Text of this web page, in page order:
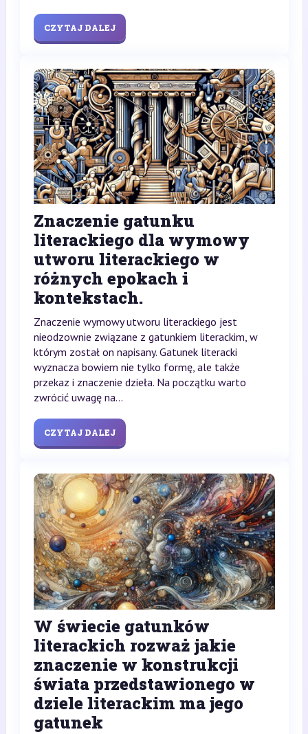
CZYTAJ DALEJ
Znaczenie gatunku
literackiego dla wymowy
utworu literackiego w
różnych epokach i
kontekstach.
Znaczenie wymowy utworu literackiego jest
nieodzownie związane z gatunkiem literackim, w
którym został on napisany. Gatunek literacki
wyznacza bowiem nie tylko formę, ale także
przekaz i znaczenie dzieła. Na początku warto
zwrócić uwagę na...
CZYTAJ DALEJ
W świecie gatunków
literackich rozważ jakie
znaczenie w konstrukcji
świata przedstawionego w
dziele literackim ma jego
gatunek